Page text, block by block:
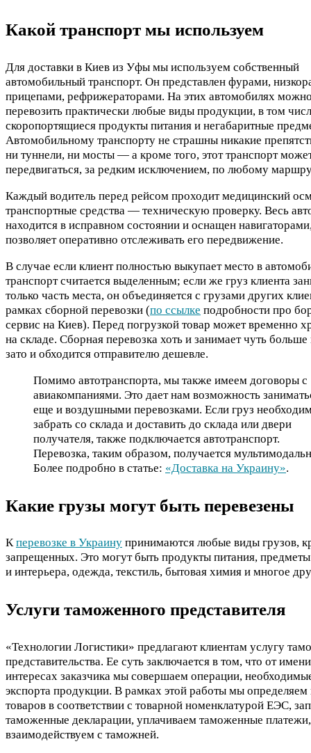
Какой транспорт мы используем
Для доставки в Киев из Уфы мы используем собственный
автомобильный транспорт. Он представлен фурами,
прицепами, рефрижераторами. На этих автомобилях
перевозить практически любые виды продукции, в том
скоропортящиеся продукты питания и негабаритные
Автомобильному транспорту не страшны никакие
ни туннели, ни мосты — а кроме того, этот транспорт
передвигаться, за редким исключением, по любому
Каждый водитель перед рейсом проходит медицинский
транспортные средства — техническую проверку. Весь
находится в исправном состоянии и оснащен
позволяет оперативно отслеживать его передвижение.
В случае если клиент полностью выкупает место в
транспорт считается выделенным; если же груз клиента
только часть места, он объединяется с грузами других
рамках сборной перевозки (по ссылке подробности про
сервис на Киев). Перед погрузкой товар может временно
на складе. Сборная перевозка хоть и занимает чуть
зато и обходится отправителю дешевле.
Помимо автотранспорта, мы также имеем договоры с
авиакомпаниями. Это дает нам возможность
еще и воздушными перевозками. Если груз
забрать со склада и доставить до склада или двери
получателя, также подключается автотранспорт.
Перевозка, таким образом, получается
Более подробно в статье: «Доставка на Украину».
Какие грузы могут быть перевезены
Кперевозке в Украину принимаются любые виды грузов,
запрещенных. Это могут быть продукты питания,
и интерьера, одежда, текстиль, бытовая химия и многое
Услуги таможенного представителя
«Технологии Логистики» предлагают клиентам услугу
представительства. Ее суть заключается в том, что от
интересах заказчика мы совершаем операции,
экспорта продукции. В рамках этой работы мы определяем
товаров в соответствии с товарной номенклатурой ЕЭС,
таможенные декларации, уплачиваем таможенные платежи,
взаимодействуем с таможней.